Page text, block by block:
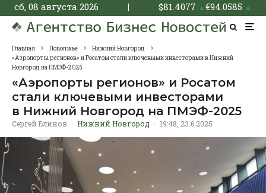
сб, 08 августа 2026 | $81.4077 ▲€94.0585 ▲
Главная Поволжье
Нижний Новгород
«Аэропорты регионов» и Росатом стали ключевыми инвесторами в Нижний
Новгород на ПМЭФ-2025
«Аэропорты регионов» и Росатом
стали ключевыми инвесторами
в Нижний Новгород на ПМЭФ-2025
Сергей Блинов · Нижний Новгород · 19:48, 23.6.2025